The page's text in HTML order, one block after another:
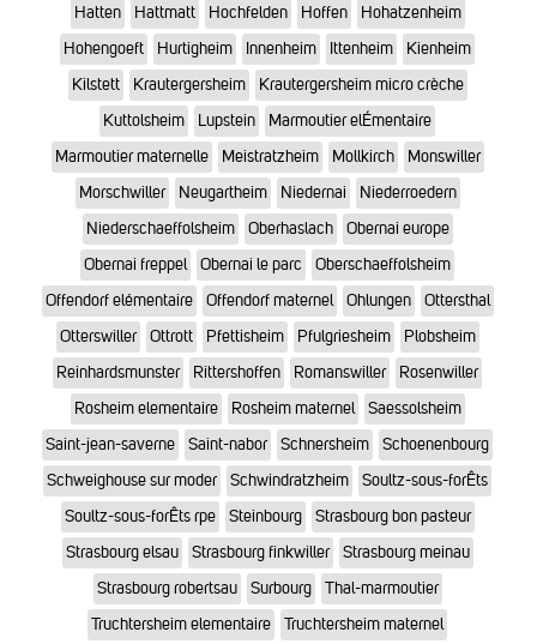
Hatten
Hattmatt Hochfelden Hoffen
Hohatzenheim
Hohengoeft
Hurtigheim Innenheim Ittenheim
Kienheim
Kilstett
Krautergersheim
Krautergersheim micro crèche
Kuttolsheim
Lupstein
Marmoutier elÉmentaire
Marmoutier maternelle
Meistratzheim Mollkirch
Monswiller
Morschwiller
Neugartheim Niedernai
Niederroedern
Niederschaeffolsheim
Oberhaslach
Obernai europe
Obernai freppel
Obernai le parc
Oberschaeffolsheim
Offendorf elémentaire
Offendorf maternel Ohlungen
Ottersthal
Otterswiller
Ottrott Pfettisheim Pfulgriesheim
Plobsheim
Reinhardsmunster
Rittershoffen Romanswiller
Rosenwiller
Rosheim elementaire
Rosheim maternel
Saessolsheim
Saint-jean-saverne
Saint-nabor Schnersheim
Schoenenbourg
Schweighouse sur moder
Schwindratzheim
Soultz-sous-forÊts
Soultz-sous-forÊts rpe
Steinbourg
Strasbourg bon pasteur
Strasbourg elsau
Strasbourg finkwiller
Strasbourg meinau
Strasbourg robertsau
Surbourg
Thal-marmoutier
Truchtersheim elementaire
Truchtersheim maternel